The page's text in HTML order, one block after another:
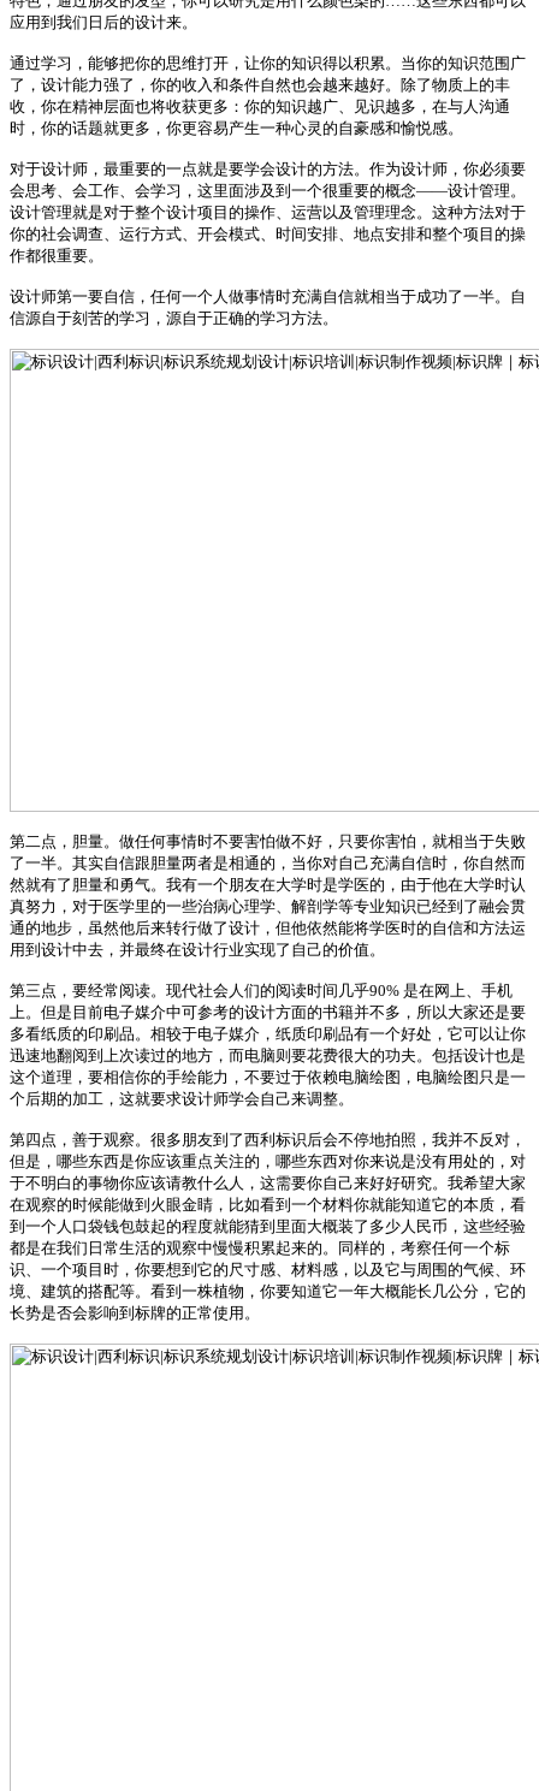
应用到我们日后的设计来。
通过学习，能够把你的思维打开，让你的知识得以积累。当你的知识范围广
了，设计能力强了，你的收入和条件自然也会越来越好。除了物质上的丰
收，你在精神层面也将收获更多：你的知识越广、见识越多，在与人沟通
时，你的话题就更多，你更容易产生一种心灵的自豪感和愉悦感。
对于设计师，最重要的一点就是要学会设计的方法。作为设计师，你必须要
会思考、会工作、会学习，这里面涉及到一个很重要的概念——设计管理。
设计管理就是对于整个设计项目的操作、运营以及管理理念。这种方法对于
你的社会调查、运行方式、开会模式、时间安排、地点安排和整个项目的操
作都很重要。
设计师第一要自信，任何一个人做事情时充满自信就相当于成功了一半。自
信源自于刻苦的学习，源自于正确的学习方法。
第二点，胆量。做任何事情时不要害怕做不好，只要你害怕，就相当于失败
了一半。其实自信跟胆量两者是相通的，当你对自己充满自信时，你自然而
然就有了胆量和勇气。我有一个朋友在大学时是学医的，由于他在大学时认
真努力，对于医学里的一些治病心理学、解剖学等专业知识已经到了融会贯
通的地步，虽然他后来转行做了设计，但他依然能将学医时的自信和方法运
用到设计中去，并最终在设计行业实现了自己的价值。
第三点，要经常阅读。现代社会人们的阅读时间几乎90% 是在网上、手机
上。但是目前电子媒介中可参考的设计方面的书籍并不多，所以大家还是要
多看纸质的印刷品。相较于电子媒介，纸质印刷品有一个好处，它可以让你
迅速地翻阅到上次读过的地方，而电脑则要花费很大的功夫。包括设计也是
这个道理，要相信你的手绘能力，不要过于依赖电脑绘图，电脑绘图只是一
个后期的加工，这就要求设计师学会自己来调整。
第四点，善于观察。很多朋友到了西利标识后会不停地拍照，我并不反对，
但是，哪些东西是你应该重点关注的，哪些东西对你来说是没有用处的，对
于不明白的事物你应该请教什么人，这需要你自己来好好研究。我希望大家
在观察的时候能做到火眼金睛，比如看到一个材料你就能知道它的本质，看
到一个人口袋钱包鼓起的程度就能猜到里面大概装了多少人民币，这些经验
都是在我们日常生活的观察中慢慢积累起来的。
同样的，考察任何一个标
识、一个项目时，你要想到它的尺寸感、材料感，以及它与周围的气候、环
境、建筑的搭配等。看到一株植物，你要知道它一年大概能长几公分，它的
长势是否会影响到标牌的正常使用。